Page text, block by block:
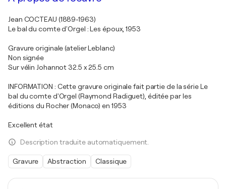
Jean COCTEAU (1889-1963)
Le bal du comte d'Orgel : Les époux, 1953
Gravure originale (atelier Leblanc)
Non signée
Sur vélin Johannot 32.5 x 25.5 cm
INFORMATION : Cette gravure originale fait partie de la série Le
bal du comte d'Orgel (Raymond Radiguet), éditée par les
éditions du Rocher (Monaco) en 1953
Excellent état
Description traduite automatiquement.
Gravure Abstraction Classique